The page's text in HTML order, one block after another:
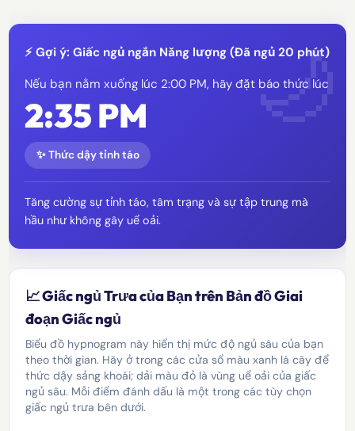
⚡ Gợi ý: Giấc ngủ ngắn Năng lượng (Đã ngủ 20 phút)
Nếu bạn nằm xuống lúc 2:00 PM, hãy đặt báo thức lúc
2:35 PM
✨ Thức dậy tỉnh táo
Tăng cường sự tỉnh táo, tâm trạng và sự tập trung mà
hầu như không gây uể oải.
📈 Giấc ngủ Trưa của Bạn trên Bản đồ Giai
đoạn Giấc ngủ
Biểu đồ hypnogram này hiển thị mức độ ngủ sâu của bạn
theo thời gian. Hãy ở trong các cửa sổ màu xanh lá cây để
thức dậy sảng khoái; dải màu đỏ là vùng uể oải của giấc
ngủ sâu. Mỗi điểm đánh dấu là một trong các tùy chọn
giấc ngủ trưa bên dưới.